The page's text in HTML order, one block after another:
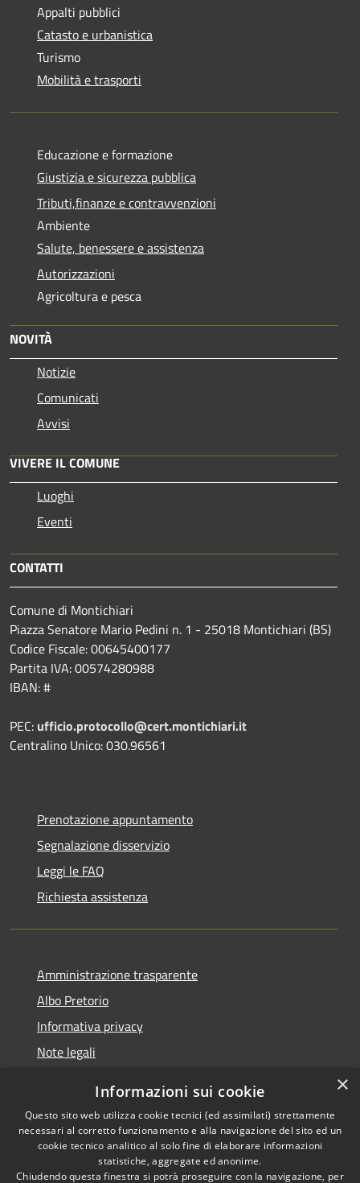
Appalti pubblici
Catasto e urbanistica
Turismo
Mobilità e trasporti
Educazione e formazione
Giustizia e sicurezza pubblica
Tributi,finanze e contravvenzioni
Ambiente
Salute, benessere e assistenza
Autorizzazioni
Agricoltura e pesca
NOVITÀ
Notizie
Comunicati
Avvisi
VIVERE IL COMUNE
Luoghi
Eventi
CONTATTI
Comune di Montichiari
Piazza Senatore Mario Pedini n. 1 - 25018 Montichiari (BS)
Codice Fiscale: 00645400177
Partita IVA: 00574280988
IBAN: #
PEC: ufficio.protocollo@cert.montichiari.it
Centralino Unico: 030.96561
Prenotazione appuntamento
Segnalazione disservizio
Leggi le FAQ
Richiesta assistenza
Amministrazione trasparente
Albo Pretorio
Informativa privacy
Note legali
Whisteblowing
×
Informazioni sui cookie
Questo sito web utilizza cookie tecnici (ed assimilati) strettamente
necessari al corretto funzionamento e alla navigazione del sito ed un
cookie tecnico analitico al solo fine di elaborare informazioni
statistiche, aggregate ed anonime.
Chiudendo questa finestra si potrà proseguire con la navigazione, per